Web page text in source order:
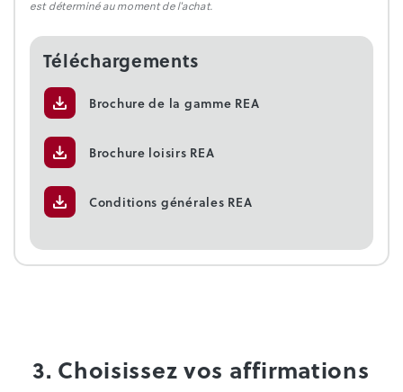
est déterminé au moment de l'achat.
Téléchargements
Brochure de la gamme REA
Brochure loisirs REA
Conditions générales REA
3. Choisissez vos affirmations